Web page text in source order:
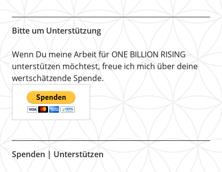
Bitte um Unterstützung
Wenn Du meine Arbeit für ONE BILLION RISING
unterstützen möchtest, freue ich mich über deine
wertschätzende Spende.
Spenden | Unterstützen